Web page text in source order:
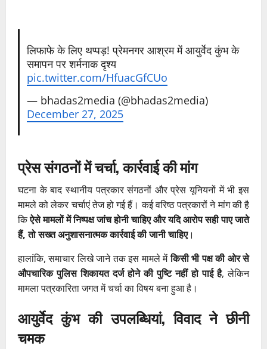
लिफाफे के लिए थप्पड़! प्रेमनगर आश्रम में आयुर्वेद कुंभ के
समापन पर शर्मनाक दृश्य
pic.twitter.com/HfuacGfCUo
— bhadas2media (@bhadas2media)
December 27, 2025
प्रेस संगठनों में चर्चा, कार्रवाई की मांग
घटना के बाद स्थानीय पत्रकार संगठनों और प्रेस यूनियनों में भी इस
मामले को लेकर चर्चाएं तेज हो गई हैं। कई वरिष्ठ पत्रकारों ने मांग की है
किऐसे मामलों में निष्पक्ष जांच होनी चाहिए और यदि आरोप सही पाए जाते
हैं, तो सख्त अनुशासनात्मक कार्रवाई की जानी चाहिए।
हालांकि, समाचार लिखे जाने तक इस मामले मेंकिसी भी पक्ष की ओर से
औपचारिक पुलिस शिकायत दर्ज होने की पुष्टि नहीं हो पाई है, लेकिन
मामला पत्रकारिता जगत में चर्चा का विषय बना हुआ है।
आयुर्वेद कुंभ की उपलब्धियां, विवाद ने छीनी
चमक